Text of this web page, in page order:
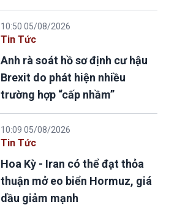
10:50 05/08/2026
Tin Tức
Anh rà soát hồ sơ định cư hậu
Brexit do phát hiện nhiều
trường hợp “cấp nhầm”
10:09 05/08/2026
Tin Tức
Hoa Kỳ - Iran có thể đạt thỏa
thuận mở eo biển Hormuz, giá
dầu giảm mạnh